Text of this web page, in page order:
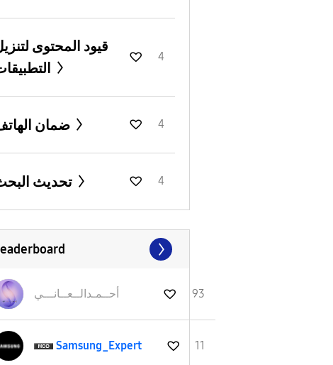
قيود المحتوى
4
ضمان الهاتف 4
تحديث البحث 4
أحــمـدالــعــانـــي 93
Samsung_Expert 11